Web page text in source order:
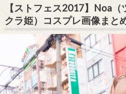
【ストフェス2017】Noa
クラ姫）コスプレ画像まと